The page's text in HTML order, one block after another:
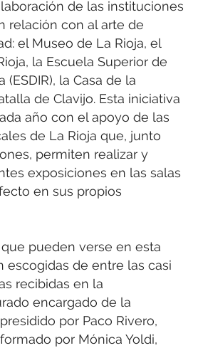
de las instituciones
relación con al arte de
el Museo de La Rioja, el
la Escuela Superior de
(ESDIR), la Casa de la
de Clavijo. Esta iniciativa
año con el apoyo de las
de La Rioja que, junto
permiten realizar y
exposiciones en las salas
en sus propios
pueden verse en esta
escogidas de entre las casi
recibidas en la
encargado de la
por Paco Rivero,
por Mónica Yoldi,